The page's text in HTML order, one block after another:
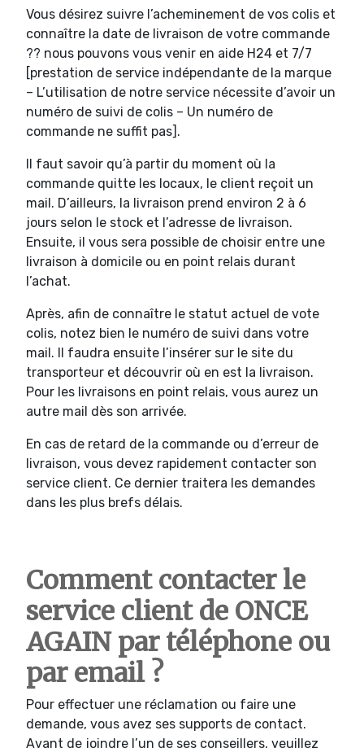
Vous désirez suivre l’acheminement de vos colis et
connaître la date de livraison de votre commande
?? nous pouvons vous venir en aide H24 et 7/7
[prestation de service indépendante de la marque
– L’utilisation de notre service nécessite d’avoir un
numéro de suivi de colis – Un numéro de
commande ne suffit pas].
Il faut savoir qu’à partir du moment où la
commande quitte les locaux, le client reçoit un
mail. D’ailleurs, la livraison prend environ 2 à 6
jours selon le stock et l’adresse de livraison.
Ensuite, il vous sera possible de choisir entre une
livraison à domicile ou en point relais durant
l’achat.
Après, afin de connaître le statut actuel de vote
colis, notez bien le numéro de suivi dans votre
mail. Il faudra ensuite l’insérer sur le site du
transporteur et découvrir où en est la livraison.
Pour les livraisons en point relais, vous aurez un
autre mail dès son arrivée.
En cas de retard de la commande ou d’erreur de
livraison, vous devez rapidement contacter son
service client. Ce dernier traitera les demandes
dans les plus brefs délais.
Comment contacter le
service client de ONCE
AGAIN par téléphone ou
par email ?
Pour effectuer une réclamation ou faire une
demande, vous avez ses supports de contact.
Avant de joindre l’un de ses conseillers, veuillez